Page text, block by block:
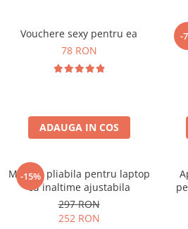
Vouchere sexy pentru ea
78 RON
ADAUGA IN COS
-
-15%
Masuta pliabila pentru laptop
cu inaltime ajustabila
297 RON
252 RON